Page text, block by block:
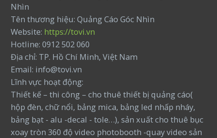
Nhìn
Tên thương hiệu: Quảng Cáo Góc Nhìn
Website: https://tovi.vn
Hotline: 0912 502 060
Địa chỉ: TP. Hồ Chí Minh, Việt Nam
Email: info@tovi.vn
Lĩnh vực hoạt động:
Thiết kế – thi công – cho thuê thiết bị quảng cáo(
hộp đèn, chữ nổi, bảng mica, bảng led nhấp nháy,
bảng bạt - alu -decal - tole…), sản xuất cho thuê bục
xoay tròn 360 độ video photobooth -quay video sản